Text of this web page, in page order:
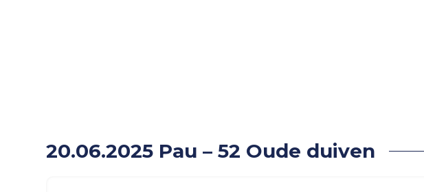
20.06.2025 Pau – 52 Oude duiven